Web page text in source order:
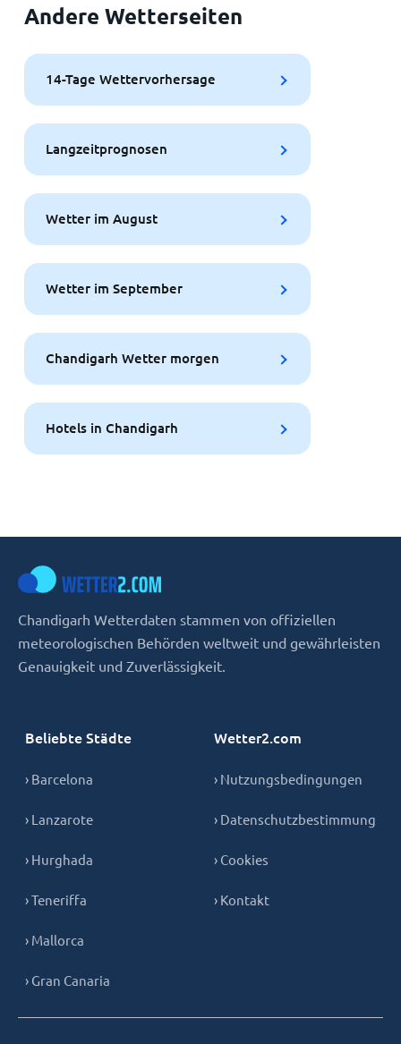
Andere Wetterseiten
14-Tage Wettervorhersage
Langzeitprognosen
Wetter im August
Wetter im September
Chandigarh Wetter morgen
Hotels in Chandigarh
Chandigarh Wetterdaten stammen von offiziellen
meteorologischen Behörden weltweit und gewährleisten
Genauigkeit und Zuverlässigkeit.
Beliebte Städte
› Barcelona
› Lanzarote
› Hurghada
› Teneriffa
› Mallorca
› Gran Canaria
Wetter2.com
› Nutzungsbedingungen
› Datenschutzbestimmung
› Cookies
› Kontakt